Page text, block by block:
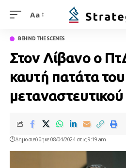
Aa
BEHIND THE SCENES
Στον Λίβανο ο
καυτή πατάτα του
μεταναστευτικού
Δημοσιεύθηκε 08/04/2024 στις 9:19 am